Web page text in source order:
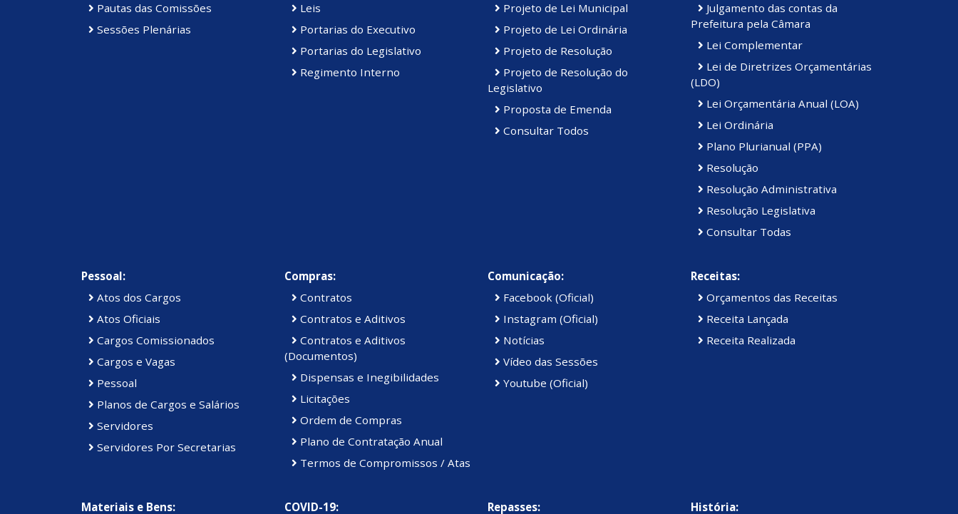
Pautas das Comissões
Sessões Plenárias
Leis
Portarias do Executivo
Portarias do Legislativo
Regimento Interno
Projeto de Lei Municipal
Projeto de Lei Ordinária
Projeto de Resolução
Projeto de Resolução do
Legislativo
Proposta de Emenda
Consultar Todos
Julgamento das contas da
Prefeitura pela Câmara
Lei Complementar
Lei de Diretrizes Orçamentárias
(LDO)
Lei Orçamentária Anual (LOA)
Lei Ordinária
Plano Plurianual (PPA)
Resolução
Resolução Administrativa
Resolução Legislativa
Consultar Todas
Pessoal:
Atos dos Cargos
Atos Oficiais
Cargos Comissionados
Cargos e Vagas
Pessoal
Planos de Cargos e Salários
Servidores
Servidores Por Secretarias
Compras:
Contratos
Contratos e Aditivos
Contratos e Aditivos
(Documentos)
Dispensas e Inegibilidades
Licitações
Ordem de Compras
Plano de Contratação Anual
Termos de Compromissos / Atas
Comunicação:
Facebook (Oficial)
Instagram (Oficial)
Notícias
Vídeo das Sessões
Youtube (Oficial)
Receitas:
Orçamentos das Receitas
Receita Lançada
Receita Realizada
Materiais e Bens: COVID-19: Repasses: História: